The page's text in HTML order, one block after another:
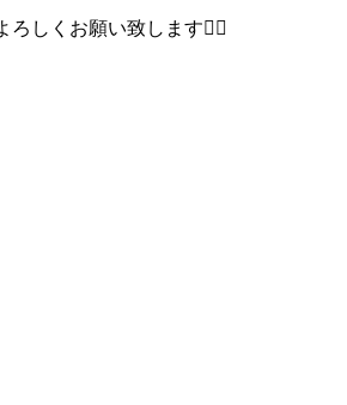
しくお願い致します🙇‍♀️